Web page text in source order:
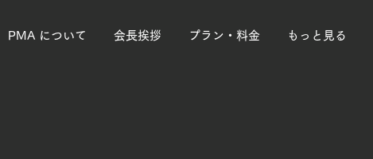
PMA について 会長挨拶 プラン・料金 もっと見る